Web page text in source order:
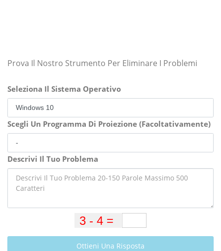
Prova Il Nostro Strumento Per Eliminare I Problemi
Seleziona Il Sistema Operativo
Scegli Un Programma Di Proiezione (Facoltativamente)
Descrivi Il Tuo Problema
Ottieni Una Risposta